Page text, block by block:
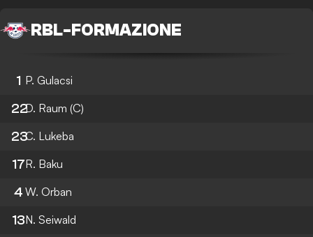
RBL- FORMAZIONE
1 P. Gulacsi
22D. Raum (C)
23C. Lukeba
17R. Baku
4 W. Orban
13N. Seiwald